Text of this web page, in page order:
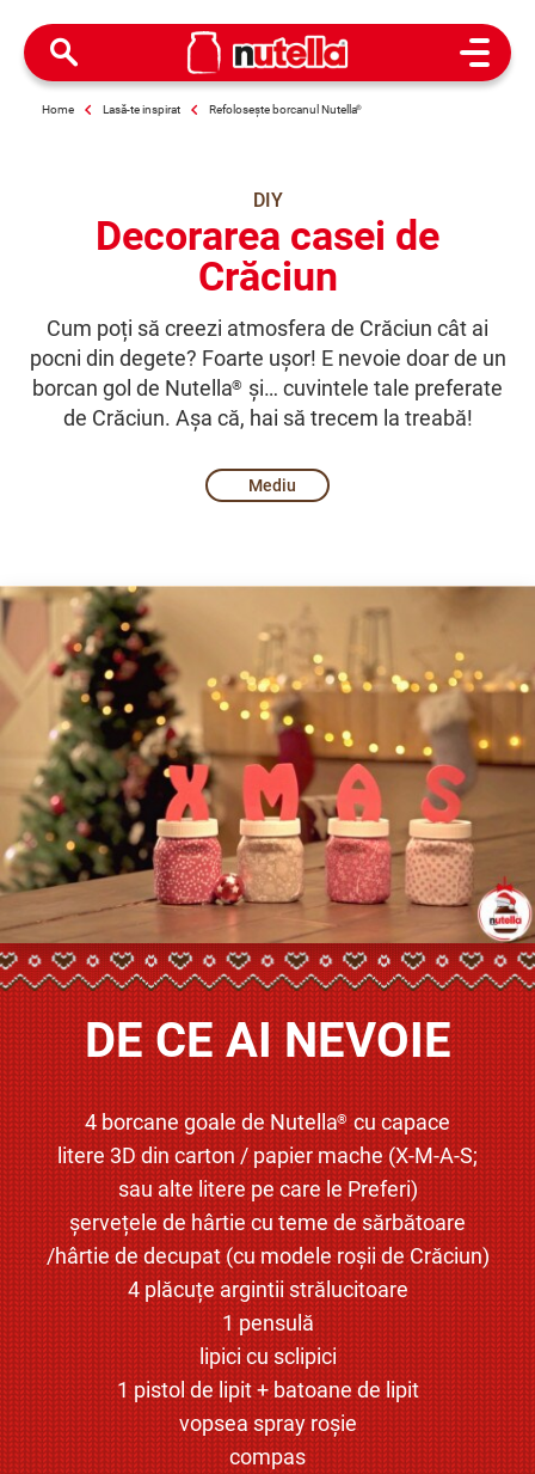
Open
Home Lasă-te inspirat Refolosește borcanul Nutella®
DIY
Decorarea casei de
Crăciun
Cum poți să creezi atmosfera de Crăciun cât ai
pocni din degete? Foarte ușor! E nevoie doar de un
borcan gol de Nutella® și… cuvintele tale preferate
de Crăciun. Așa că, hai să trecem la treabă!
Mediu
DE CE AI NEVOIE
4 borcane goale de Nutella®cu capace
litere 3D din carton / papier mache (X-M-A-S;
sau alte litere pe care le Preferi)
șervețele de hârtie cu teme de sărbătoare
/hârtie de decupat (cu modele roșii de Crăciun)
4 plăcuțe argintii strălucitoare
1 pensulă
lipici cu sclipici
1 pistol de lipit + batoane de lipit
vopsea spray roșie
compas